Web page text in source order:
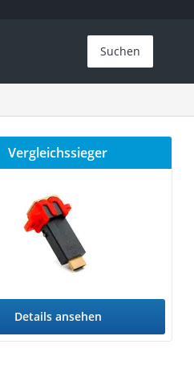
Suchen
Vergleichssieger
Details ansehen